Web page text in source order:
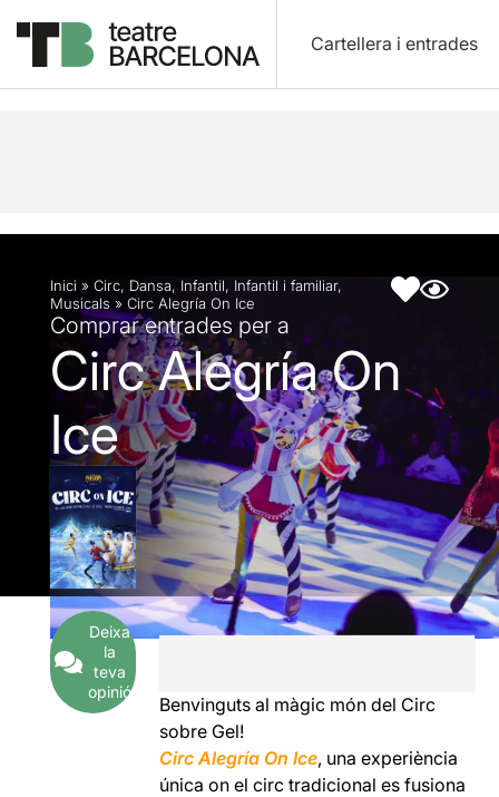
Cartellera i entrades
Descripció Fitxa artística Fotos i vídeos
Inici » Circ, Dansa, Infantil, Infantil i familiar,
Musicals » Circ Alegría On Ice
Comprar entrades per a
Circ Alegría On
Ice
Deixa
la
teva
opinió
Benvinguts al màgic món del Circ
sobre Gel!
Circ Alegría On Ice, una experiència
única on el circ tradicional es fusiona